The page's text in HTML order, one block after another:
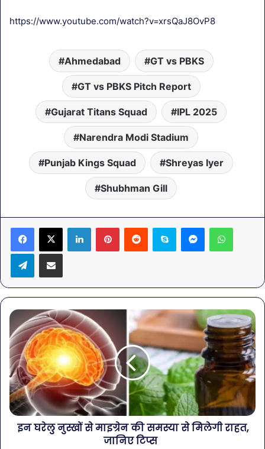
https://www.youtube.com/watch?v=xrsQaJ8OvP8
Ahmedabad GT vs PBKS
GT vs PBKS Pitch Report
Gujarat Titans Squad IPL 2025
Narendra Modi Stadium
Punjab Kings Squad Shreyas Iyer
Shubhman Gill
LinkedInPinterestReddit Skype Messenger
TelegramShare via Email
इन घरेलु नुस्खों से माइग्रेन की समस्या से मिलेगी राहत,
जानिए टिप्स